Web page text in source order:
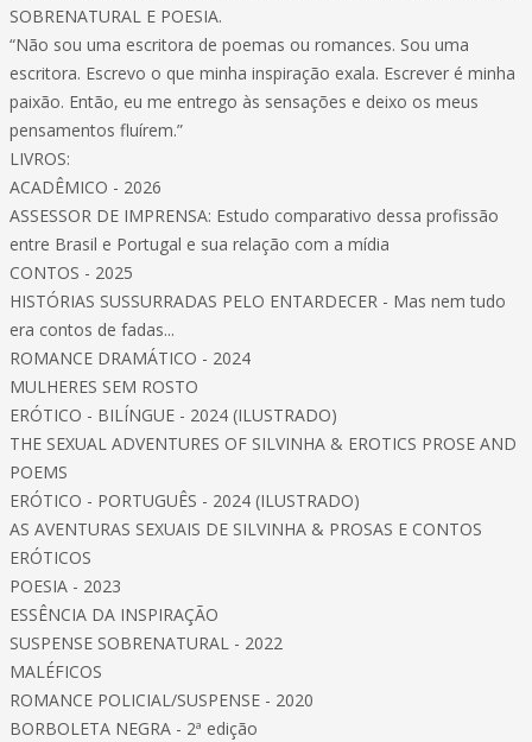
SOBRENATURAL E POESIA.
“Não sou uma escritora de poemas ou romances. Sou uma
escritora. Escrevo o que minha inspiração exala. Escrever é minha
paixão. Então, eu me entrego às sensações e deixo os meus
pensamentos fluírem.”
LIVROS:
ACADÊMICO - 2026
ASSESSOR DE IMPRENSA: Estudo comparativo dessa profissão
entre Brasil e Portugal e sua relação com a mídia
CONTOS - 2025
HISTÓRIAS SUSSURRADAS PELO ENTARDECER - Mas nem tudo
era contos de fadas...
ROMANCE DRAMÁTICO - 2024
MULHERES SEM ROSTO
ERÓTICO - BILÍNGUE - 2024 (ILUSTRADO)
THE SEXUAL ADVENTURES OF SILVINHA & EROTICS PROSE AND
POEMS
ERÓTICO - PORTUGUÊS - 2024 (ILUSTRADO)
AS AVENTURAS SEXUAIS DE SILVINHA & PROSAS E CONTOS
ERÓTICOS
POESIA - 2023
ESSÊNCIA DA INSPIRAÇÃO
SUSPENSE SOBRENATURAL - 2022
MALÉFICOS
ROMANCE POLICIAL/SUSPENSE - 2020
BORBOLETA NEGRA - 2ª edição